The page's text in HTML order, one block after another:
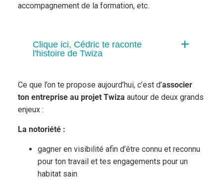
accompagnement de la formation, etc.
Clique ici, Cédric te raconte
l'histoire de Twiza
Ce que l’on te propose aujourd’hui, c’est d’associer
ton entreprise au projet Twiza autour de deux grands
enjeux :
La notoriété :
gagner en visibilité afin d’être connu et reconnu
pour ton travail et tes engagements pour un
habitat sain